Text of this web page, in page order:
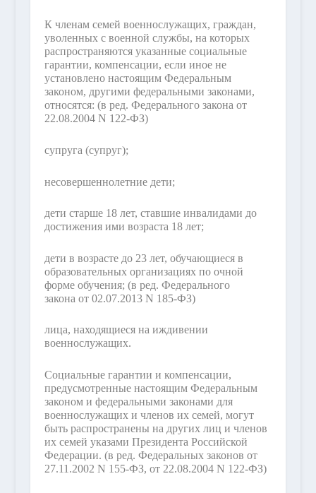
К членам семей военнослужащих, граждан,
уволенных с военной службы, на которых
распространяются указанные социальные
гарантии, компенсации, если иное не
установлено настоящим Федеральным
законом, другими федеральными законами,
относятся: (в ред. Федерального закона от
22.08.2004 N 122-ФЗ)
супруга (супруг);
несовершеннолетние дети;
дети старше 18 лет, ставшие инвалидами до
достижения ими возраста 18 лет;
дети в возрасте до 23 лет, обучающиеся в
образовательных организациях по очной
форме обучения; (в ред. Федерального
закона от 02.07.2013 N 185-ФЗ)
лица, находящиеся на иждивении
военнослужащих.
Социальные гарантии и компенсации,
предусмотренные настоящим Федеральным
законом и федеральными законами для
военнослужащих и членов их семей, могут
быть распространены на других лиц и членов
их семей указами Президента Российской
Федерации. (в ред. Федеральных законов от
27.11.2002 N 155-ФЗ, от 22.08.2004 N 122-ФЗ)